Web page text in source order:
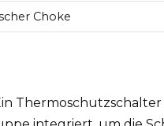
Choke
Thermoschutzschalter